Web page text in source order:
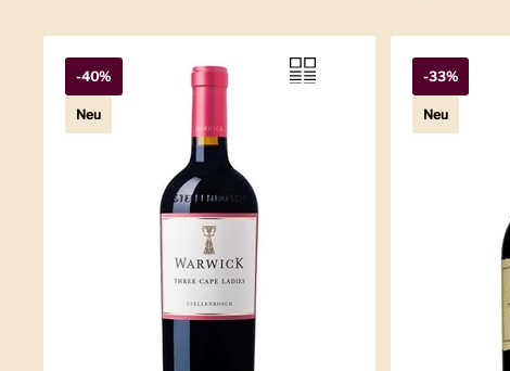
-40%
Neu
-33%
Neu